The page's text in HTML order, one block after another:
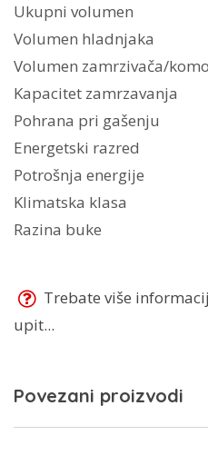
Ukupni volumen
Volumen hladnjaka
Volumen zamrzivača/
Kapacitet zamrzavanja
Pohrana pri gašenju
Energetski razred
Potrošnja energije
Klimatska klasa
Razina buke
Trebate više
upit...
Povezani proizvodi